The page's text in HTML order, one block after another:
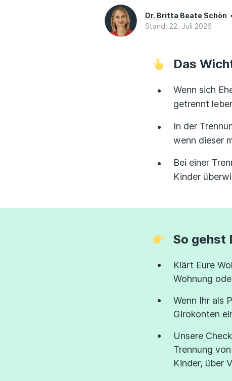
Dr. Britta Beate Schön
Stand: 22. Juli 2026
Das
Wenn sich
getrennt
In der
wenn dieser
Bei einer
Kinder
So gehst
Klärt Eure
Wohnung
Wenn Ihr als
Girokonten
Unsere
Trennung
Kinder, über